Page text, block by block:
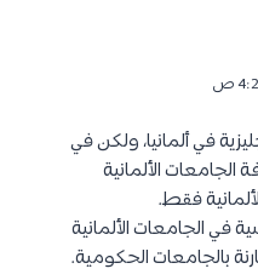
في ألمانيا، ولكن في
الألمانية
فقط.
في الجامعات الألمانية
بالجامعات الحكومية.